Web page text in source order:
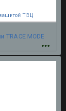
ТЭЦ
TRACE MODE